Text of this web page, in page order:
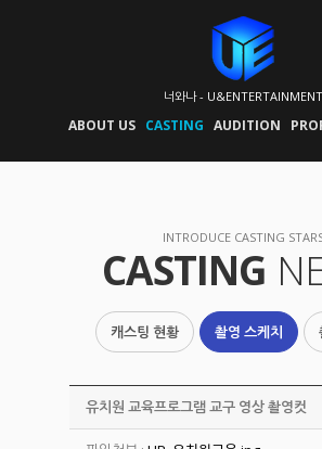
너와나 - U&ENTERTAINMENT
ABOUT US CASTING AUDITION
INTRODUCE CASTING
CASTING
캐스팅 현황 촬영 스케치
유치원 교육프로그램 교구 영상 촬영컷